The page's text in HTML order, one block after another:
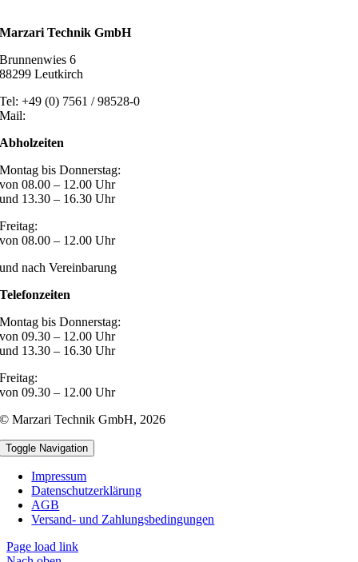
Marzari Technik GmbH
Brunnenwies 6
88299 Leutkirch
Tel: +49 (0) 7561 / 98528-0
Mail:
Abholzeiten
Montag bis Donnerstag:
von 08.00 – 12.00 Uhr
und 13.30 – 16.30 Uhr
Freitag:
von 08.00 – 12.00 Uhr
und nach Vereinbarung
Telefonzeiten
Montag bis Donnerstag:
von 09.30 – 12.00 Uhr
und 13.30 – 16.30 Uhr
Freitag:
von 09.30 – 12.00 Uhr
© Marzari Technik GmbH, 2026
Toggle Navigation
Impressum
Datenschutzerklärung
AGB
Versand- und Zahlungsbedingungen
Page load link